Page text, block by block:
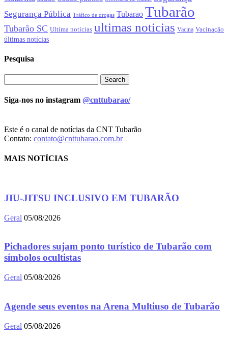
Segurança Pública Tráfico de drogas Tubarao Tubarão
Tubarão SC Ultima notícias ultimas noticias Vacina Vacinação
últimas notícias
Pesquisa
Siga-nos no instagram @cnttubarao/
Este é o canal de notícias da CNT Tubarão
Contato: contato@cnttubarao.com.br
MAIS NOTÍCIAS
JIU-JITSU INCLUSIVO EM TUBARÃO
Geral 05/08/2026
Pichadores sujam ponto turístico de Tubarão com
símbolos ocultistas
Geral 05/08/2026
Agende seus eventos na Arena Multiuso de Tubarão
Geral 05/08/2026